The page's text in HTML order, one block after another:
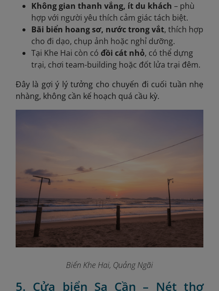
Không gian thanh vắng, ít du khách – phù
hợp với người yêu thích cảm giác tách biệt.
Bãi biển hoang sơ, nước trong vắt, thích hợp
cho đi dạo, chụp ảnh hoặc nghỉ dưỡng.
Tại Khe Hai còn có đồi cát nhỏ, có thể dựng
trại, chơi team-building hoặc đốt lửa trại đêm.
Đây là gợi ý lý tưởng cho chuyến đi cuối tuần nhẹ
nhàng, không cần kế hoạch quá cầu kỳ.
Biển Khe Hai, Quảng Ngãi
5. Cửa biển Sa Cần – Nét thơ